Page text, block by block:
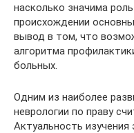
насколько значима
происхождении
вывод в том, что
алгоритма
больных.
Одним из наиболее
неврологии по праву
Актуальность изучения